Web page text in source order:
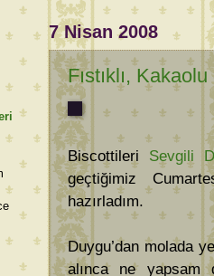
7 Nisan 2008
Fıstıklı,
Biscottileri Sevgili
geçtiğimiz
hazırladım.
Duygu’dan molada
alınca ne yapsam